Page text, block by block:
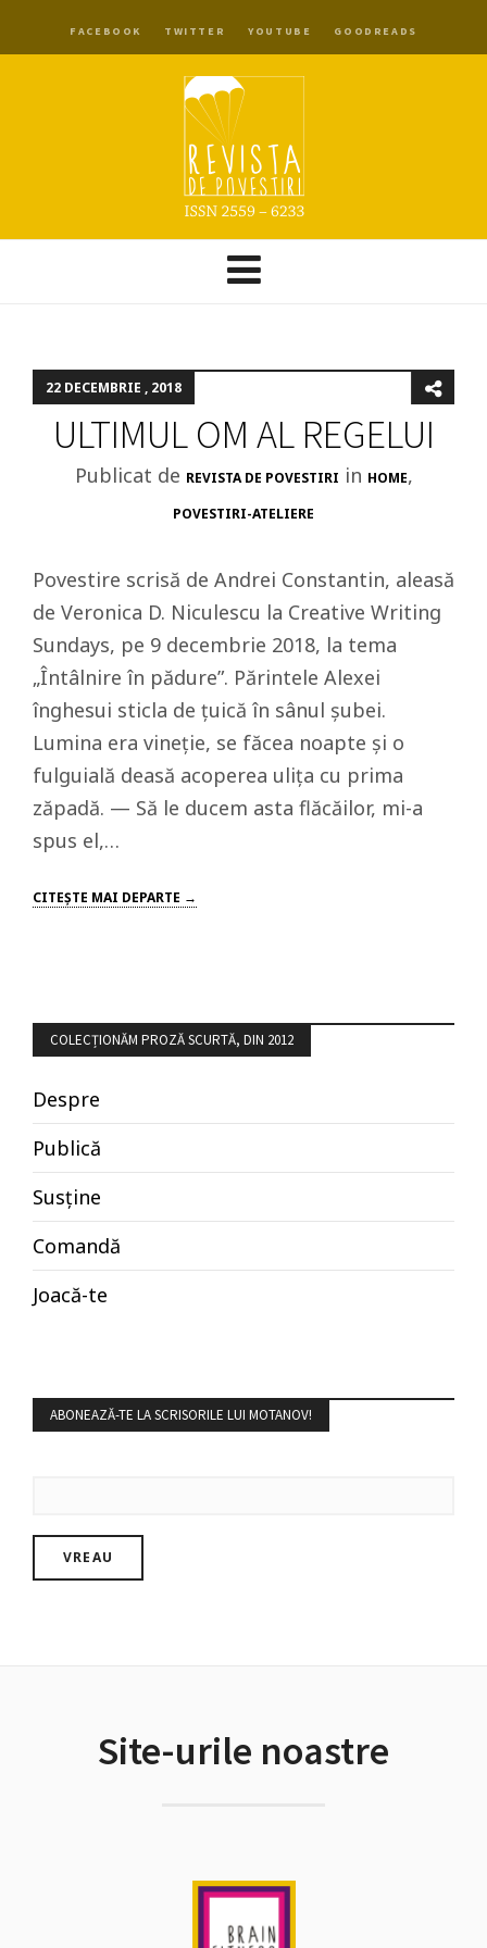
FACEBOOK TWITTER YOUTUBE GOODREADS
22 DECEMBRIE , 2018
ULTIMUL OM AL REGELUI
Publicat de REVISTA DE POVESTIRI in HOME,
POVESTIRI-ATELIERE
Povestire scrisă de Andrei Constantin, aleasă
de Veronica D. Niculescu la Creative Writing
Sundays, pe 9 decembrie 2018, la tema
„Întâlnire în pădure”. Părintele Alexei
înghesui sticla de țuică în sânul șubei.
Lumina era vineție, se făcea noapte și o
fulguială deasă acoperea ulița cu prima
zăpadă. — Să le ducem asta flăcăilor, mi-a
spus el,…
CITEŞTE MAI DEPARTE →
COLECȚIONĂM PROZĂ SCURTĂ, DIN 2012
Despre
Publică
Susține
Comandă
Joacă-te
ABONEAZĂ-TE LA SCRISORILE LUI MOTANOV!
Site-urile noastre